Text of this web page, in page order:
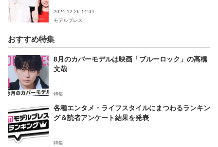
2024.12.26 14:34
モデルプレス
おすすめ特集
8月のカバーモデルは映画「ブルーロック」の高橋
文哉
特集
各種エンタメ・ライフスタイルにまつわるランキン
グ＆読者アンケート結果を発表
特集